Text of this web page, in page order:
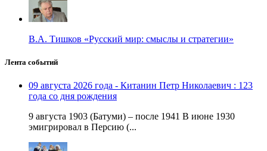
В.А. Тишков «Русский мир: смыслы и стратегии»
Лента событий
09 августа 2026 года - Китанин Петр Николаевич : 123
года со дня рождения
9 августа 1903 (Батуми) – после 1941 В июне 1930
эмигрировал в Персию (...